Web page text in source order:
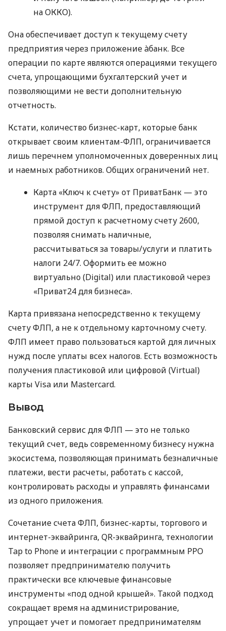
на ОККО).
Она обеспечивает доступ к текущему счету
предприятия через приложение àбанк. Все
операции по карте являются операциями текущего
счета, упрощающими бухгалтерский учет и
позволяющими не вести дополнительную
отчетность.
Кстати, количество бизнес-карт, которые банк
открывает своим клиентам-ФЛП, ограничивается
лишь перечнем уполномоченных доверенных лиц
и наемных работников. Общих ограничений нет.
Карта «Ключ к счету» от ПриватБанк — это
инструмент для ФЛП, предоставляющий
прямой доступ к расчетному счету 2600,
позволяя снимать наличные,
рассчитываться за товары/услуги и платить
налоги 24/7. Оформить ее можно
виртуально (Digital) или пластиковой через
«Приват24 для бизнеса».
Карта привязана непосредственно к текущему
счету ФЛП, а не к отдельному карточному счету.
ФЛП имеет право пользоваться картой для личных
нужд после уплаты всех налогов. Есть возможность
получения пластиковой или цифровой (Virtual)
карты Visa или Mastercard.
Вывод
Банковский сервис для ФЛП — это не только
текущий счет, ведь современному бизнесу нужна
экосистема, позволяющая принимать безналичные
платежи, вести расчеты, работать с кассой,
контролировать расходы и управлять финансами
из одного приложения.
Сочетание счета ФЛП, бизнес-карты, торгового и
интернет-эквайринга, QR-эквайринга, технологии
Tap to Phone и интеграции с программным РРО
позволяет предпринимателю получить
практически все ключевые финансовые
инструменты «под одной крышей». Такой подход
сокращает время на администрирование,
упрощает учет и помогает предпринимателям